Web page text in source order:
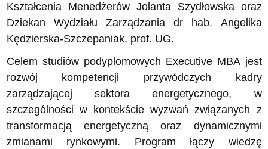
Kształcenia Menedżerów Jolanta Szydłowska oraz
Dziekan Wydziału Zarządzania dr hab. Angelika
Kędzierska-Szczepaniak, prof. UG.
Celem studiów podyplomowych Executive MBA jest
rozwój kompetencji przywódczych kadry
zarządzającej sektora energetycznego, w
szczególności w kontekście wyzwań związanych z
transformacją energetyczną oraz dynamicznymi
zmianami rynkowymi. Program łączy wiedzę